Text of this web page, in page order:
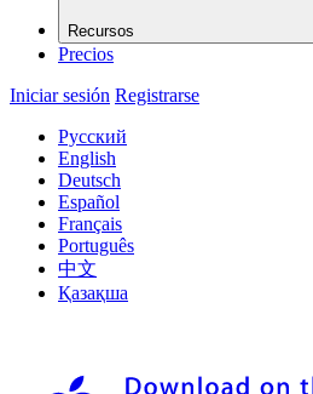
Recursos
Precios
Iniciar sesión Registrarse
Русский
English
Deutsch
Español
Français
Português
中文
Қазақша